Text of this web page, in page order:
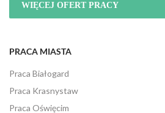
WIĘCEJ OFERT PRACY
PRACA MIASTA
Praca Białogard
Praca Krasnystaw
Praca Oświęcim